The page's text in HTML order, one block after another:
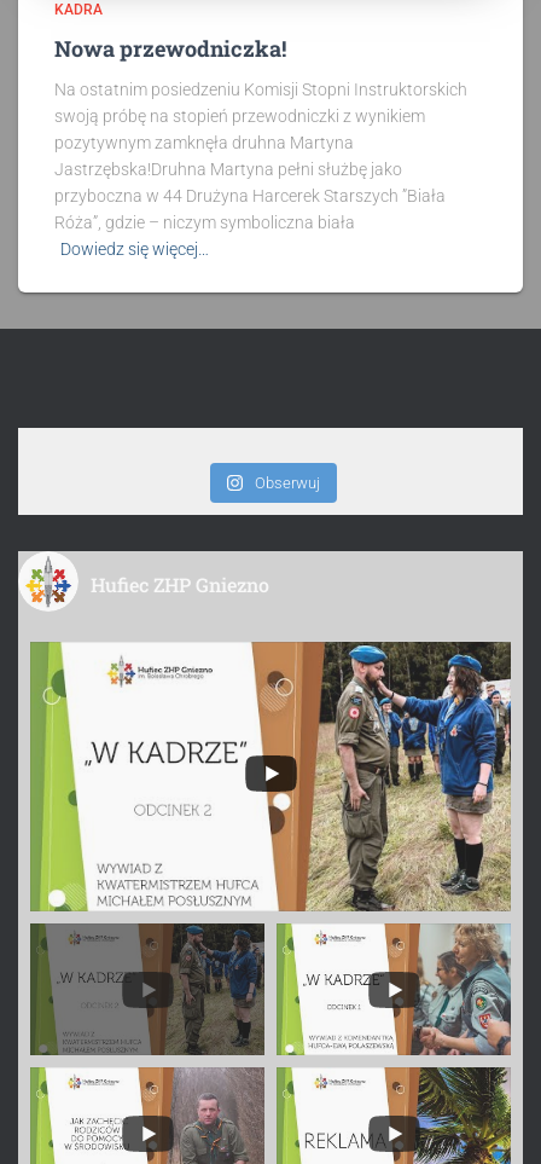
KADRA
Nowa przewodniczka!
Na ostatnim posiedzeniu Komisji Stopni Instruktorskich
swoją próbę na stopień przewodniczki z wynikiem
pozytywnym zamknęła druhna Martyna
Jastrzębska!Druhna Martyna pełni służbę jako
przyboczna w 44 Drużyna Harcerek Starszych ”Biała
Róża”, gdzie – niczym symboliczna biała
Dowiedz się więcej…
Obserwuj
Hufiec ZHP Gniezno